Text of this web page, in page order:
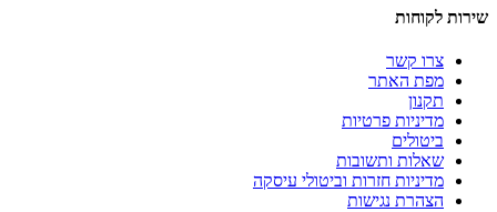
שירות לקוחות
צרו קשר
מפת האתר
תקנון
מדיניות פרטיות
ביטולים
שאלות ותשובות
מדיניות חזרות וביטולי עיסקה
הצהרת נגישות